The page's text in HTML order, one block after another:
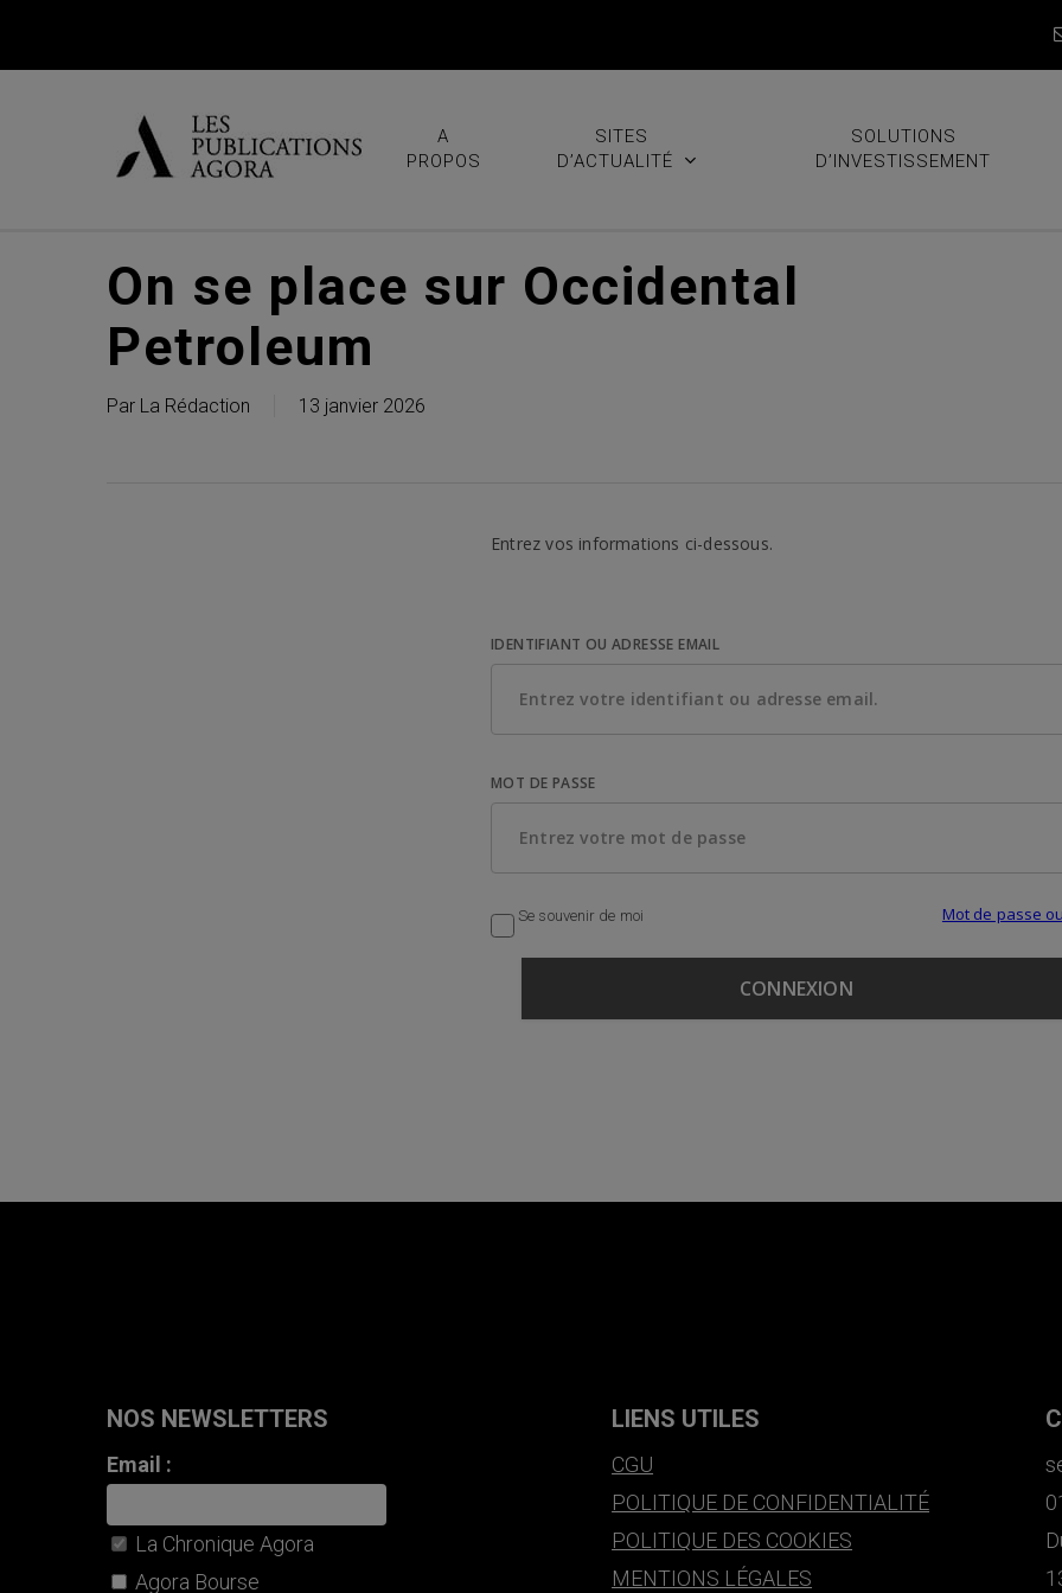
A
PROPOS
SITES
D’ACTUALITÉ
SOLUTIONS
D’INVESTISSEMENT
On se place sur Occidental
Petroleum
Par La Rédaction 13 janvier 2026
Entrez vos informations ci-dessous.
IDENTIFIANT OU ADRESSE EMAIL
MOT DE PASSE
Se souvenir de moi Mot de passe
NOS NEWSLETTERS
Email :
La Chronique Agora
Agora Bourse
LIENS UTILES
CGU
POLITIQUE DE CONFIDENTIALITÉ
POLITIQUE DES COOKIES
MENTIONS LÉGALES